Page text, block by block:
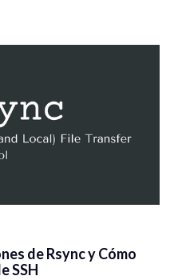
de Rsync y Cómo
SSH